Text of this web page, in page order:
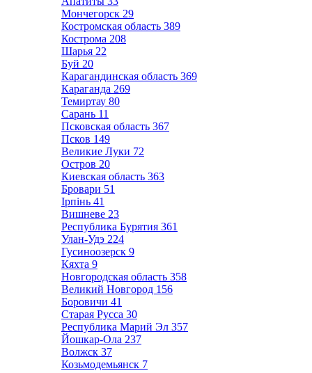
Мончегорск 29
Костромская область 389
Кострома 208
Шарья 22
Буй 20
Карагандинская область 369
Караганда 269
Темиртау 80
Сарань 11
Псковская область 367
Псков 149
Великие Луки 72
Остров 20
Киевская область 363
Бровари 51
Ірпінь 41
Вишневе 23
Республика Бурятия 361
Улан-Удэ 224
Гусиноозерск 9
Кяхта 9
Новгородская область 358
Великий Новгород 156
Боровичи 41
Старая Русса 30
Республика Марий Эл 357
Йошкар-Ола 237
Волжск 37
Козьмодемьянск 7